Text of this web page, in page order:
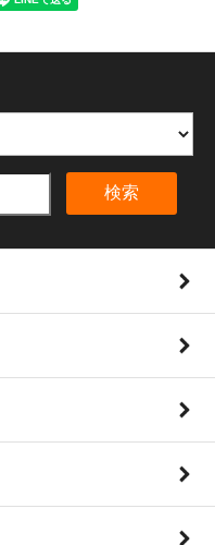
検索